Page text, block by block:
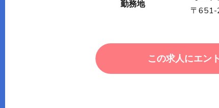
勤務地
〒
この求人にエン